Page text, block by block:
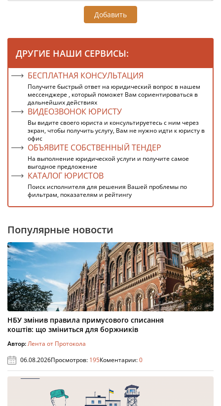
Добавить
ДРУГИЕ НАШИ СЕРВИСЫ:
БЕСПЛАТНАЯ КОНСУЛЬТАЦИЯ
Получите быстрый ответ на юридический вопрос в нашем
мессенджере , который поможет Вам сориентироваться в
дальнейших действиях
ВИДЕОЗВОНОК ЮРИСТУ
Вы видите своего юриста и консультируетесь с ним через
экран, чтобы получить услугу, Вам не нужно идти к юристу в
офис
ОБЪЯВИТЕ СОБСТВЕННЫЙ ТЕНДЕР
На выполнение юридической услуги и получите самое
выгодное предложение
КАТАЛОГ ЮРИСТОВ
Поиск исполнителя для решения Вашей проблемы по
фильтрам, показателям и рейтингу
Популярные новости
НБУ змінив правила примусового списання
коштів: що зміниться для боржників
Автор:Лента от Протокола
06.08.2026Просмотров: 195Коментарии:0